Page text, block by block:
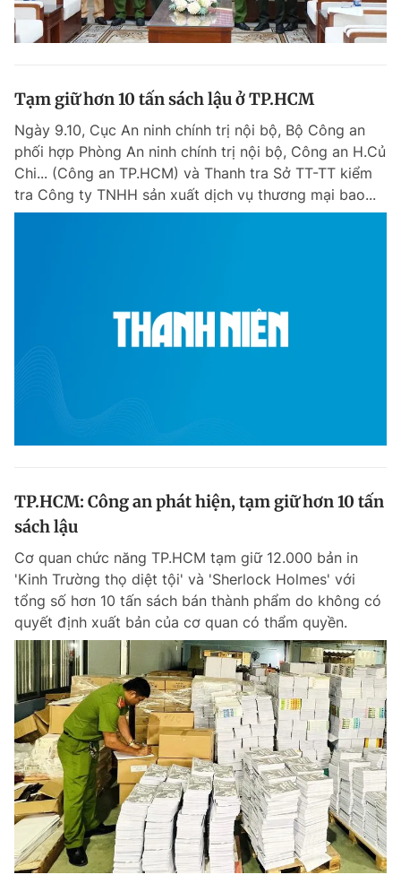
Đặt báo Quảng cáo RSS Tòa soạn Chính sách bảo
Phó tổng biên tập: Lâm Hiếu Dũng
Phó tổng biên tập: Trần Việt Hưng
Tổng thư ký tòa soạn: Đức Trung
Giấy phép xuất bản số 110/GP - BTTTT cấp ngày 24.3.2020
© 2003-2026 Bản quyền thuộc về Báo Thanh Niên. Cấm sao chép
dưới mọi hình thức nếu không có sự chấp thuận bằng văn bản.
Phát triển bởi ePi Technologies, JSC.
Tạm giữ hơn 10 tấn sách lậu ở TP.HCM
Ngày 9.10, Cục An ninh chính trị nội bộ, Bộ Công an
phối hợp Phòng An ninh chính trị nội bộ, Công an H.Củ
Chi... (Công an TP.HCM) và Thanh tra Sở TT-TT kiểm
tra Công ty TNHH sản xuất dịch vụ thương mại bao...
TP.HCM: Công an phát hiện, tạm giữ hơn 10 tấn
sách lậu
Cơ quan chức năng TP.HCM tạm giữ 12.000 bản in
'Kinh Trường thọ diệt tội' và 'Sherlock Holmes' với
tổng số hơn 10 tấn sách bán thành phẩm do không có
quyết định xuất bản của cơ quan có thẩm quyền.